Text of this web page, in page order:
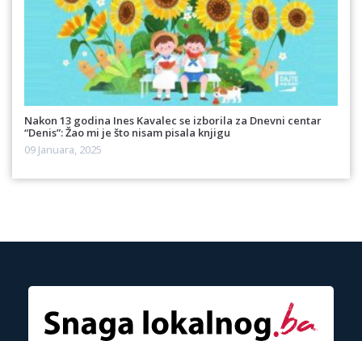
Nakon 13 godina Ines Kavalec se izborila za Dnevni centar
“Denis”: Žao mi je što nisam pisala knjigu
09 Januara, 2025